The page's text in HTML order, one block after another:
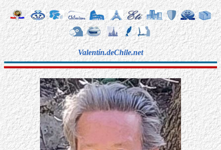
Valentín.deChile.net